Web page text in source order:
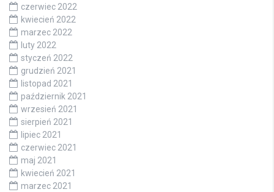
czerwiec 2022
kwiecień 2022
marzec 2022
luty 2022
styczeń 2022
grudzień 2021
listopad 2021
październik 2021
wrzesień 2021
sierpień 2021
lipiec 2021
czerwiec 2021
maj 2021
kwiecień 2021
marzec 2021